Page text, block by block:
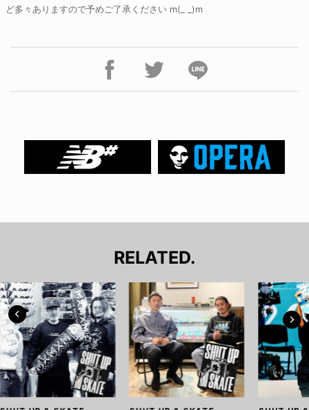
ど多々ありますので予めご了承ください m(_ _)m
RELATED.